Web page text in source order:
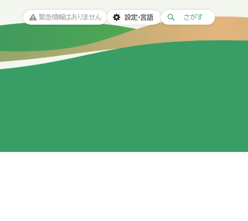
緊急情報はありません 設定・言語 さがす